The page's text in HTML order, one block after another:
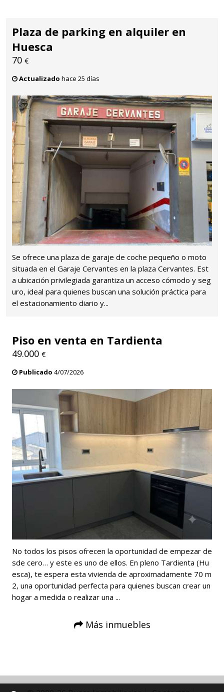
Plaza de parking en alquiler en
Huesca
70 €
Actualizado hace 25 días
Se ofrece una plaza de garaje de coche pequeño o moto
situada en el Garaje Cervantes en la plaza Cervantes. Est
a ubicación privilegiada garantiza un acceso cómodo y seg
uro, ideal para quienes buscan una solución práctica para
el estacionamiento diario y...
Piso en venta en Tardienta
49.000 €
Publicado 4/07/2026
No todos los pisos ofrecen la oportunidad de empezar de
sde cero… y este es uno de ellos. En pleno Tardienta (Hu
esca), te espera esta vivienda de aproximadamente 70 m
2, una oportunidad perfecta para quienes buscan crear un
hogar a medida o realizar una ...
Más inmuebles